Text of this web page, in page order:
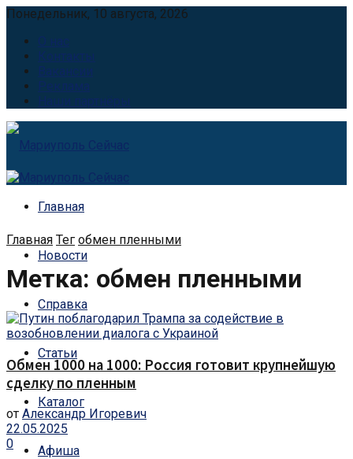
Понедельник, 10 августа, 2026
О нас
Контакты
Вакансии
Реклама
Наши партнёры
Главная
Новости
Справка
Статьи
Каталог
Афиша
Главная Тег обмен пленными
Метка: обмен пленными
Обмен 1000 на 1000: Россия готовит крупнейшую
сделку по пленным
от Александр Игоревич
22.05.2025
0